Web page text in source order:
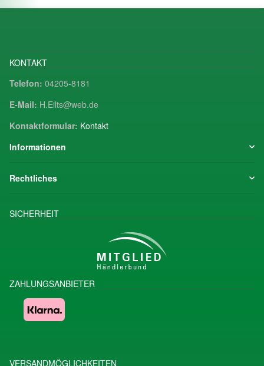
KONTAKT
Telefon: 04205-8181
E-Mail: H.Eilts@web.de
Kontaktformular: Kontakt
Informationen
Rechtliches
SICHERHEIT
ZAHLUNGSANBIETER
VERSANDMÖGLICHKEITEN